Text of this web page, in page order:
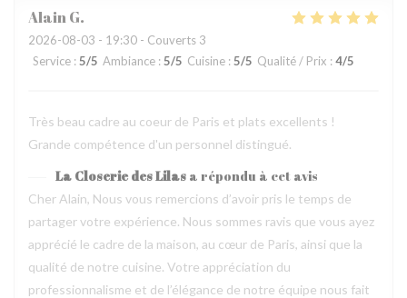
AlainG
2026-08-03 - 19:30 - Couverts 3
Service : 5/5 Ambiance : 5/5 Cuisine : 5/5 Qualité / Prix : 4/5
Très beau cadre au coeur de Paris et plats excellents !
Grande compétence d'un personnel distingué.
La Closerie des Lilas a répondu à cet avis
Cher Alain, Nous vous remercions d’avoir pris le temps de
partager votre expérience. Nous sommes ravis que vous ayez
apprécié le cadre de la maison, au cœur de Paris, ainsi que la
qualité de notre cuisine. Votre appréciation du
professionnalisme et de l’élégance de notre équipe nous fait